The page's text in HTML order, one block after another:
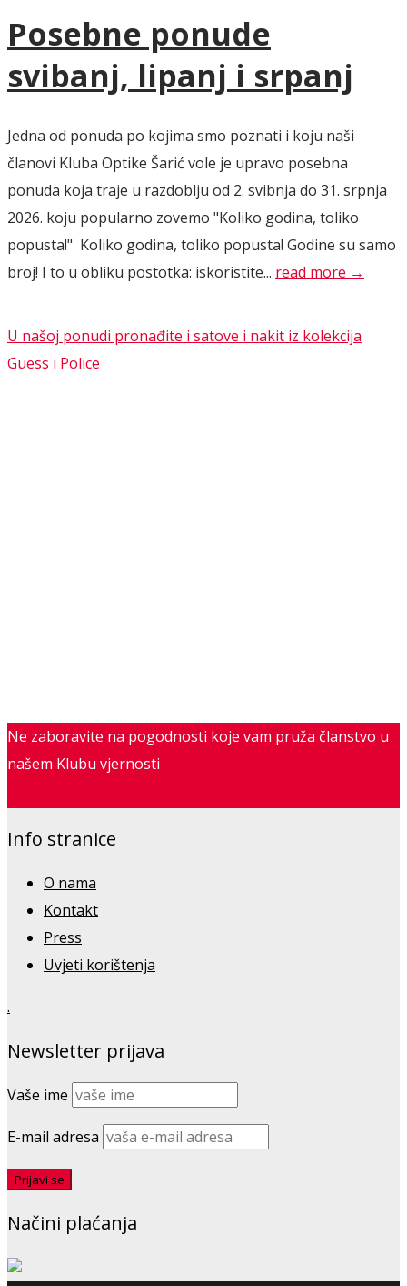
Posebne ponude
svibanj, lipanj i srpanj
Jedna od ponuda po kojima smo poznati i koju naši
članovi Kluba Optike Šarić vole je upravo posebna
ponuda koja traje u razdoblju od 2. svibnja do 31. srpnja
2026. koju popularno zovemo "Koliko godina, toliko
popusta!" Koliko godina, toliko popusta! Godine su samo
broj! I to u obliku postotka: iskoristite... read more →
U našoj ponudi pronađite i satove i nakit iz kolekcija
Guess i Police
Ne zaboravite na pogodnosti koje vam pruža članstvo u
našem Klubu vjernosti
Info stranice
O nama
Kontakt
Press
Uvjeti korištenja
.
Newsletter prijava
Vaše ime
E-mail adresa
Načini plaćanja